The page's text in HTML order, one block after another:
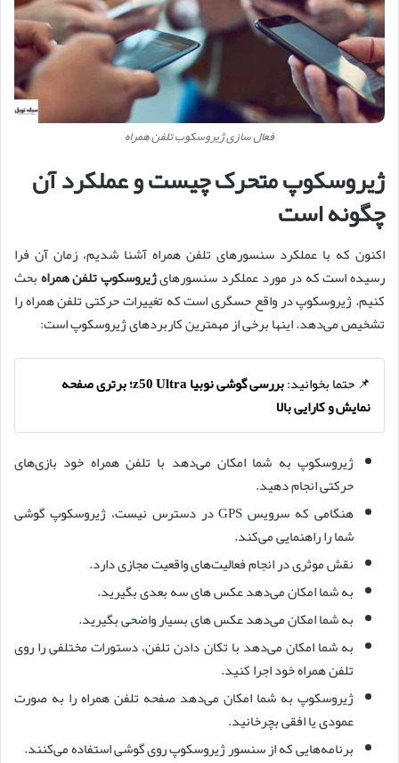
فعال سازی ژیروسکوب تلفن همراه
ژیروسکوپ متحرک چیست و عملکرد آن
چگونه است
اکنون که با عملکرد سنسورهای تلفن همراه آشنا شدیم، زمان آن فرا
رسیده است که در مورد عملکرد سنسورهایژیروسکوپ تلفن همراهبحث
کنیم. ژیروسکوپ در واقع حسگری است که تغییرات حرکتی تلفن همراه را
تشخیص می‌دهد. اینها برخی از مهمترین کاربردهای ژیروسکوپ است:
📌 حتما بخوانید:
بررسی گوشی نوبیا z50 Ultra؛ برتری صفحه
نمایش و کارایی بالا
ژیروسکوپ به شما امکان می‌دهد با تلفن همراه خود بازی‌های
حرکتی انجام دهید.
هنگامی که سرویس GPS در دسترس نیست، ژیروسکوپ گوشی
شما را راهنمایی می‌کند.
نقش موثری در انجام فعالیت‌های واقعیت مجازی دارد.
به شما امکان می‌دهد عکس های سه بعدی بگیرید.
به شما امکان می‌دهد عکس های بسیار واضحی بگیرید.
به شما امکان می‌دهد با تکان دادن تلفن، دستورات مختلفی را روی
تلفن همراه خود اجرا کنید.
ژیروسکوپ به شما امکان می‌دهد صفحه تلفن همراه را به صورت
عمودی یا افقی بچرخانید.
برنامه‌هایی که از سنسور ژیروسکوپ روی گوشی استفاده می‌کنند.